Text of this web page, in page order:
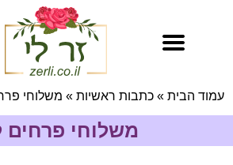
עמוד הבית » כתבות ראשיות » משלוחי
משלוחי פרחים